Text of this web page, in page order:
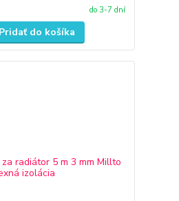
do 3-7 dní
Pridať do košíka